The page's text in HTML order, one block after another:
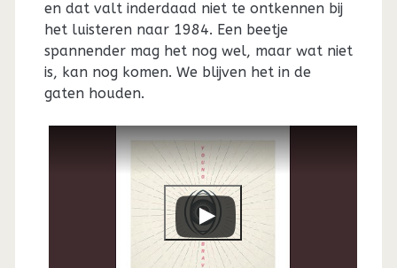
en dat valt inderdaad niet te ontkennen bij
het luisteren naar 1984. Een beetje
spannender mag het nog wel, maar wat niet
is, kan nog komen. We blijven het in de
gaten houden.